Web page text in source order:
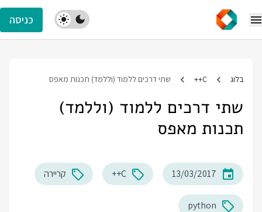
כניסה
בלוג C++ שתי דרכים ללמוד (וללמד) תכנות מאפס
שתי דרכים ללמוד (וללמד)
תכנות מאפס
13/03/2017
C++ קריירה
python